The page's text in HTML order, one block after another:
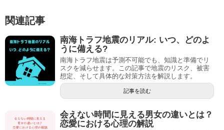
関連記事
南海トラフ地震のリアル: いつ、どのよ
うに備える?
南海トラフ地震は予測不可能でも、知識と準備でリ
スクを減らせます。この記事で地震のリスク、被害
想定、そして具体的な対策方法を解説します。
記事を読む
会えない時間に見える男女の違いとは？
恋愛における心理の解説